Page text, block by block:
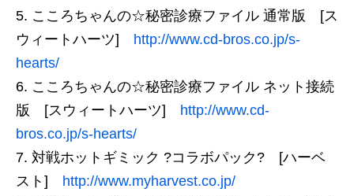
こころちゃんの☆秘密診療ファイル 通常版 [ス
ウィートハーツ] http://www.cd-bros.co.jp/s-
hearts/
こころちゃんの☆秘密診療ファイル ネット接続
版 [スウィートハーツ] http://www.cd-
bros.co.jp/s-hearts/
対戦ホットギミック ?コラボパック? [ハーベ
スト] http://www.myharvest.co.jp/